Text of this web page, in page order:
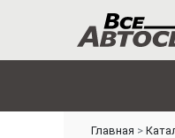
Главная